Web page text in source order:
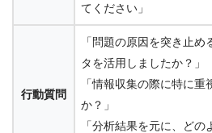
てください」
行動質問
「問題の原因を突き止
タを活用しましたか？」
「情報収集の際に特に
か？」
「分析結果を元に、ど